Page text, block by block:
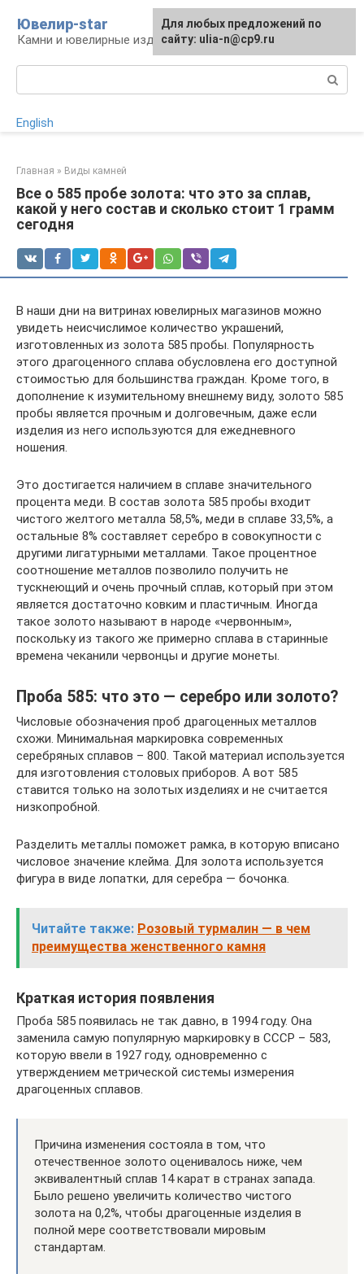
контенту
Ювелир-star
Камни и ювелирные изделия
English
Главная » Виды камней
Все о 585 пробе золота: что это за сплав,
какой у него состав и сколько стоит 1 грамм
сегодня
В наши дни на витринах ювелирных магазинов можно
увидеть неисчислимое количество украшений,
изготовленных из золота 585 пробы. Популярность
этого драгоценного сплава обусловлена его доступной
стоимостью для большинства граждан. Кроме того, в
дополнение к изумительному внешнему виду, золото 585
пробы является прочным и долговечным, даже если
изделия из него используются для ежедневного
ношения.
Это достигается наличием в сплаве значительного
процента меди. В состав золота 585 пробы входит
чистого желтого металла 58,5%, меди в сплаве 33,5%, а
остальные 8% составляет серебро в совокупности с
другими лигатурными металлами. Такое процентное
соотношение металлов позволило получить не
тускнеющий и очень прочный сплав, который при этом
является достаточно ковким и пластичным. Иногда
такое золото называют в народе «червонным»,
поскольку из такого же примерно сплава в старинные
времена чеканили червонцы и другие монеты.
Проба 585: что это — серебро или золото?
Числовые обозначения проб драгоценных металлов
схожи. Минимальная маркировка современных
серебряных сплавов – 800. Такой материал используется
для изготовления столовых приборов. А вот 585
ставится только на золотых изделиях и не считается
низкопробной.
Разделить металлы поможет рамка, в которую вписано
числовое значение клейма. Для золота используется
фигура в виде лопатки, для серебра — бочонка.
Читайте также: Розовый турмалин — в чем
преимущества женственного камня
Краткая история появления
Проба 585 появилась не так давно, в 1994 году. Она
заменила самую популярную маркировку в СССР – 583,
которую ввели в 1927 году, одновременно с
утверждением метрической системы измерения
драгоценных сплавов.
Причина изменения состояла в том, что
отечественное золото оценивалось ниже, чем
эквивалентный сплав 14 карат в странах запада.
Было решено увеличить количество чистого
золота на 0,2%, чтобы драгоценные изделия в
полной мере соответствовали мировым
стандартам.
Для любых предложений по
сайту: ulia-n@cp9.ru